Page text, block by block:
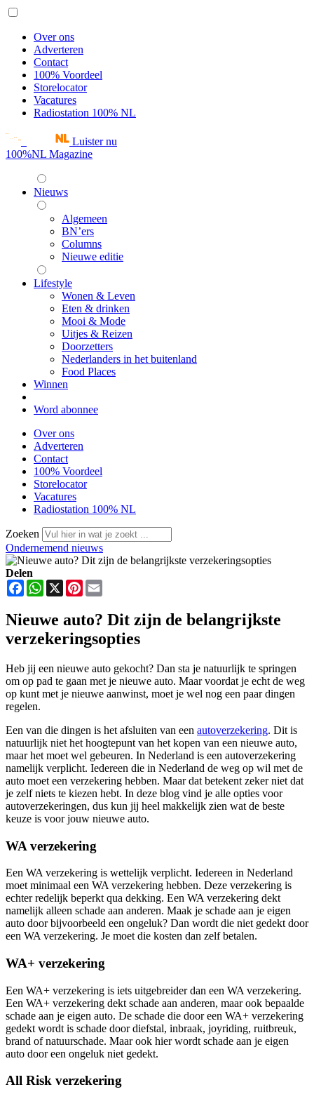
Over ons
Adverteren
Contact
100% Voordeel
Storelocator
Vacatures
Radiostation 100% NL
Luister nu
100%NL Magazine
Nieuws
Algemeen
BN’ers
Columns
Nieuwe editie
Lifestyle
Wonen & Leven
Eten & drinken
Mooi & Mode
Uitjes & Reizen
Doorzetters
Nederlanders in het buitenland
Food Places
Winnen
Word abonnee
Over ons
Adverteren
Contact
100% Voordeel
Storelocator
Vacatures
Radiostation 100% NL
Zoeken
Ondernemend nieuws
Delen
FacebookWhatsApp
X Pinterest
Nieuwe auto? Dit zijn de belangrijkste
verzekeringsopties
Heb jij een nieuwe auto gekocht? Dan sta je natuurlijk te springen
om op pad te gaan met je nieuwe auto. Maar voordat je echt de weg
op kunt met je nieuwe aanwinst, moet je wel nog een paar dingen
regelen.
Een van die dingen is het afsluiten van een autoverzekering. Dit is
natuurlijk niet het hoogtepunt van het kopen van een nieuwe auto,
maar het moet wel gebeuren. In Nederland is een autoverzekering
namelijk verplicht. Iedereen die in Nederland de weg op wil met de
auto moet een verzekering hebben. Maar dat betekent zeker niet dat
je zelf niets te kiezen hebt. In deze blog vind je alle opties voor
autoverzekeringen, dus kun jij heel makkelijk zien wat de beste
keuze is voor jouw nieuwe auto.
WA verzekering
Een WA verzekering is wettelijk verplicht. Iedereen in Nederland
moet minimaal een WA verzekering hebben. Deze verzekering is
echter redelijk beperkt qua dekking. Een WA verzekering dekt
namelijk alleen schade aan anderen. Maak je schade aan je eigen
auto door bijvoorbeeld een ongeluk? Dan wordt die niet gedekt door
een WA verzekering. Je moet die kosten dan zelf betalen.
WA+ verzekering
Een WA+ verzekering is iets uitgebreider dan een WA verzekering.
Een WA+ verzekering dekt schade aan anderen, maar ook bepaalde
schade aan je eigen auto. De schade die door een WA+ verzekering
gedekt wordt is schade door diefstal, inbraak, joyriding, ruitbreuk,
brand of natuurschade. Maar ook hier wordt schade aan je eigen
auto door een ongeluk niet gedekt.
All Risk verzekering